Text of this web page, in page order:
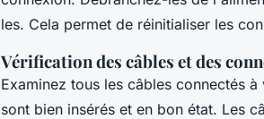
les. Cela permet de réinitialiser les
Vérification des câbles et des
Examinez tous les câbles connectés à
sont bien insérés et en bon état. Les